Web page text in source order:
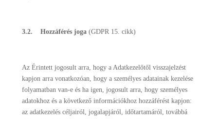
3.2. Hozzáférés joga (GDPR 15. cikk)
Az Érintett jogosult arra, hogy a Adatkezelőtől visszajelzést
kapjon arra vonatkozóan, hogy a személyes adatainak kezelése
folyamatban van-e és ha igen, jogosult arra, hogy személyes
adatokhoz és a következő információkhoz hozzáférést kapjon:
az adatkezelés céljairól, jogalapjáról, időtartamáról, továbbá